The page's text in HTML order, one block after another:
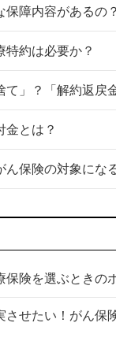
保障内容があるの？
特約は必要か？
て」？「解約返戻
金とは？
ん保険の対象にな
保険を選ぶときの
させたい！がん保